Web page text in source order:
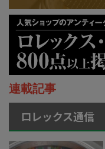
連載記事
ロレックス通信